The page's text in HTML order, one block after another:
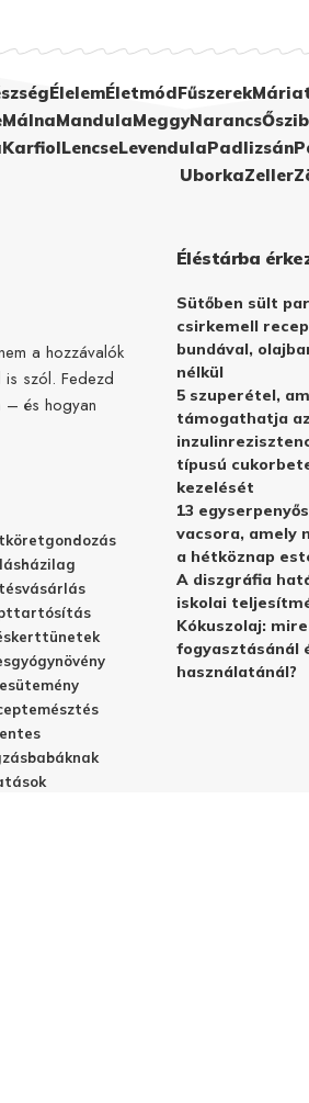
ÉlelemÉletmódFűszerek
MálnaMandulaMeggyNarancs
KarfiolLencseLevendulaPadlizsán
UborkaZeller
a hozzávalók
is szól. Fedezd
– és hogyan
köretgondozás
házilag
vásárlás
tartósítás
kerttünetek
gyógynövény
sütemény
emésztés
babáknak
Éléstárba
Sütőben sült
csirkemell
bundával,
nélkül
5 szuperétel,
támogathatja az
típusú
kezelését
13
vacsora, amely
a hétköznap
A diszgráfia
iskolai
Kókuszolaj:
fogyasztásánál
használatánál?